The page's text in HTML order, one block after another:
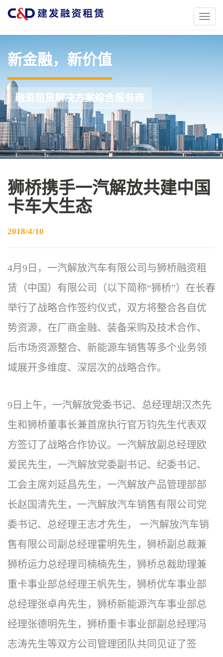
Toggle
新金融，新价值
融资租赁解决方案综合服务商
狮桥携手一汽解放共建中国
卡车大生态
2018/4/10
4月9日，一汽解放汽车有限公司与狮桥融资租
赁（中国）有限公司（以下简称“狮桥”）在长春
举行了战略合作签约仪式，双方将整合各自优
势资源，在厂商金融、装备采购及技术合作、
后市场资源整合、新能源车销售等多个业务领
域展开多维度、深层次的战略合作。
9日上午，一汽解放党委书记、总经理胡汉杰先
生和狮桥董事长兼首席执行官万钧先生代表双
方签订了战略合作协议。一汽解放副总经理欧
爱民先生，一汽解放党委副书记、纪委书记、
工会主席刘延昌先生，一汽解放产品管理部部
长赵国清先生，一汽解放汽车销售有限公司党
委书记、总经理王志才先生， 一汽解放汽车销
售有限公司副总经理霍明先生，狮桥副总裁兼
狮桥运力总经理司楠楠先生，狮桥总裁助理兼
重卡事业部总经理王帆先生，狮桥优车事业部
总经理张卓冉先生，狮桥新能源汽车事业部总
经理张德明先生，狮桥重卡事业部副总经理冯
志涛先生等双方公司管理团队共同见证了签